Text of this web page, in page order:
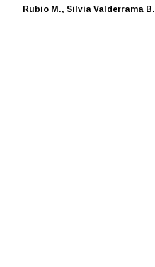
Rubio M., Silvia Valderrama B.